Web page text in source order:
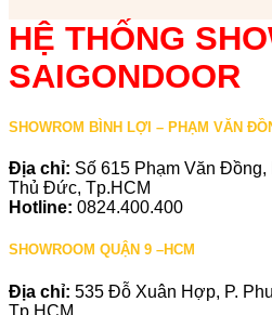
HỆ THỐNG
SAIGONDOOR
SHOWROM BÌNH LỢI – PHẠM VĂN
Địa chỉ: Số 615 Phạm Văn Đồng,
Thủ Đức, Tp.HCM
Hotline: 0824.400.400
SHOWROOM QUẬN 9 –HCM
Địa chỉ: 535 Đỗ Xuân Hợp, P.
Tp.HCM